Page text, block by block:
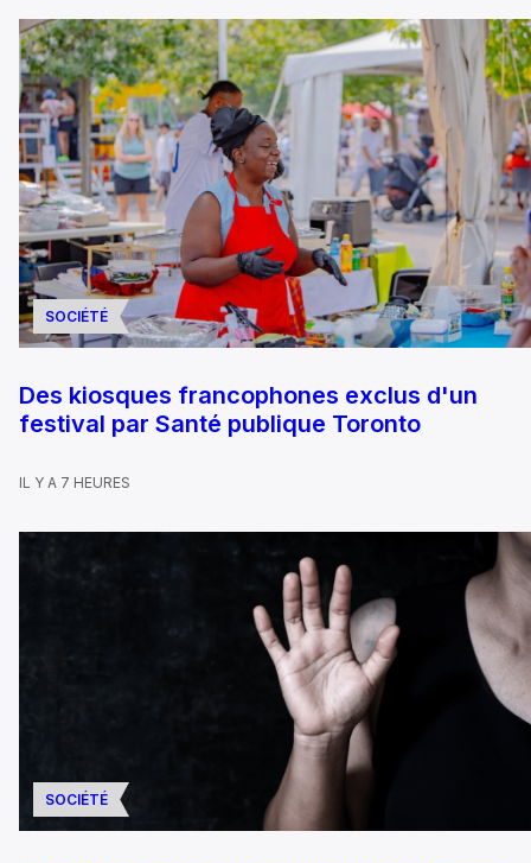
SOCIÉTÉ
Des kiosques francophones exclus d'un
festival par Santé publique Toronto
IL Y A 7 HEURES
SOCIÉTÉ